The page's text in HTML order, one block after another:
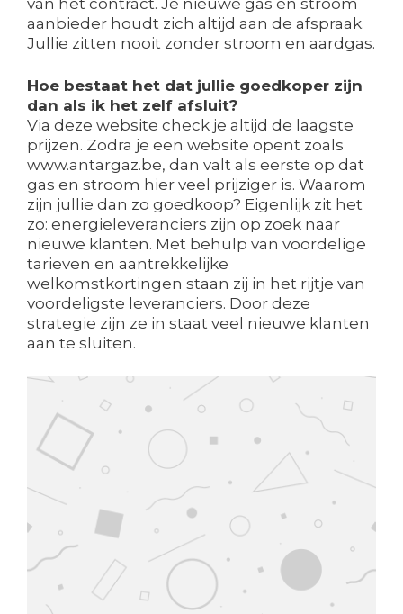
aanbieder houdt zich altijd aan de afspraak.
Jullie zitten nooit zonder stroom en aardgas.
Hoe bestaat het dat jullie goedkoper zijn
dan als ik het zelf afsluit?
Via deze website check je altijd de laagste
prijzen. Zodra je een website opent zoals
www.antargaz.be, dan valt als eerste op dat
gas en stroom hier veel prijziger is. Waarom
zijn jullie dan zo goedkoop? Eigenlijk zit het
zo: energieleveranciers zijn op zoek naar
nieuwe klanten. Met behulp van voordelige
tarieven en aantrekkelijke
welkomstkortingen staan zij in het rijtje van
voordeligste leveranciers. Door deze
strategie zijn ze in staat veel nieuwe klanten
aan te sluiten.